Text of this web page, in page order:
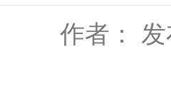
作者：